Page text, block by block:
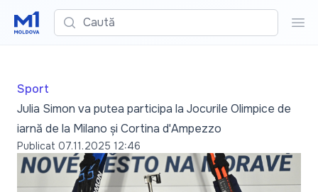
Caută
Sport
Julia Simon va putea participa la Jocurile Olimpice de
iarnă de la Milano și Cortina d'Ampezzo
Publicat 07.11.2025 12:46